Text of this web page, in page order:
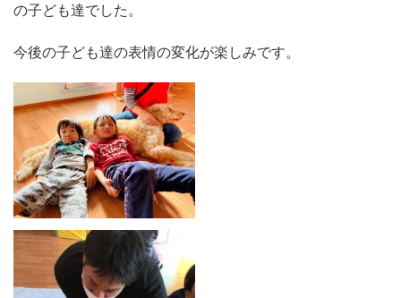
の子ども達でした。
今後の子ども達の表情の変化が楽しみです。